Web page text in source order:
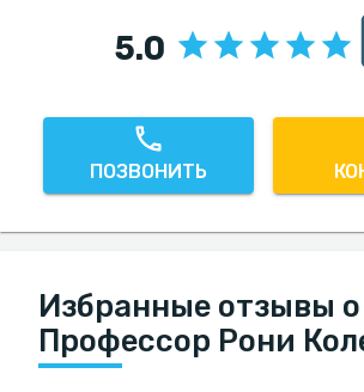
5.0
ПОЗВОНИТЬ
Избранные отзывы о
Профессор Рони